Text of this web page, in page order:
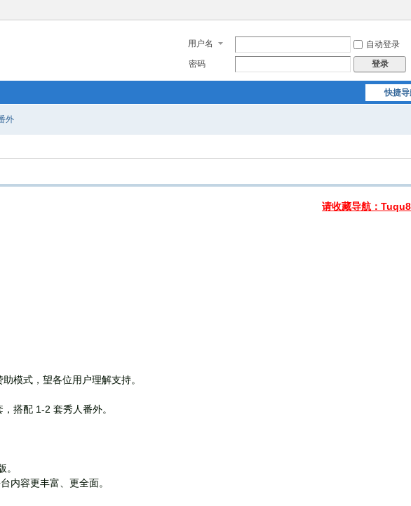
用户名
自动登录
密码
登录
快捷
外
请收藏导航：
模式，望各位用户理解支持。
搭配 1-2 套秀人番外。
。
内容更丰富、更全面。